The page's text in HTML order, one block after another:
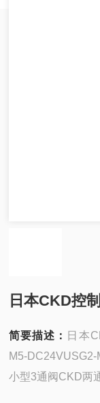
日本CKD控
简要描述： 日本
M5-
小型3通阀CKD两